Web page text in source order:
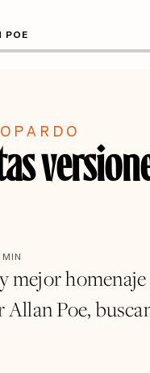
POE
MIN
mejor
Poe,